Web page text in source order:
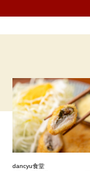
dancyu食堂